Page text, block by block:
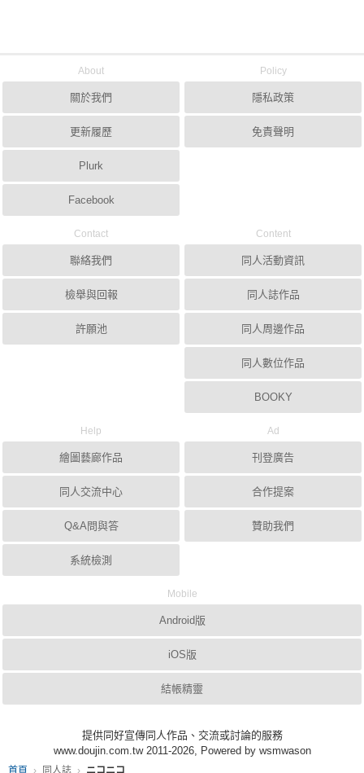
首頁 同人誌 ニコニコ
About
關於我們
更新履歷
Plurk
Facebook
Policy
隱私政策
免責聲明
Contact
聯絡我們
檢舉與回報
許願池
Content
同人活動資訊
同人誌作品
同人周邊作品
同人數位作品
BOOKY
Help
繪圖藝廊作品
同人交流中心
Q&A問與答
系統檢測
Ad
刊登廣告
合作提案
贊助我們
Mobile
Android版
iOS版
結帳精靈
提供同好宣傳同人作品、交流或討論的服務
www.doujin.com.tw 2011-2026, Powered by wsmwason